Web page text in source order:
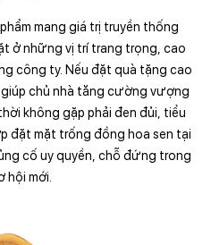
mang giá trị truyền thống
ở những vị trí trang trọng, cao
công ty. Nếu đặt quà tặng cao
giúp chủ nhà tăng cường vượng
không gặp phải đen đủi, tiểu
đặt mặt trống đồng hoa sen tại
cố uy quyền, chỗ đứng trong
hội mới.